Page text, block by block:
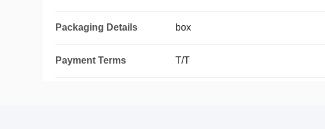
Packaging Details box
Payment Terms T/T